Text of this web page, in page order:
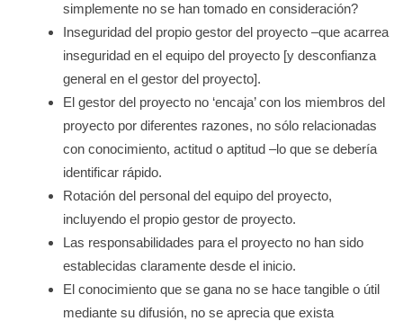
simplemente no se han tomado en consideración?
Inseguridad del propio gestor del proyecto –que acarrea
inseguridad en el equipo del proyecto [y desconfianza
general en el gestor del proyecto].
El gestor del proyecto no ‘encaja’ con los miembros del
proyecto por diferentes razones, no sólo relacionadas
con conocimiento, actitud o aptitud –lo que se debería
identificar rápido.
Rotación del personal del equipo del proyecto,
incluyendo el propio gestor de proyecto.
Las responsabilidades para el proyecto no han sido
establecidas claramente desde el inicio.
El conocimiento que se gana no se hace tangible o útil
mediante su difusión, no se aprecia que exista